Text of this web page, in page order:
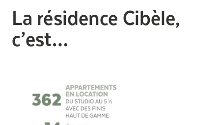
La résidence Cibèle,
c’est…